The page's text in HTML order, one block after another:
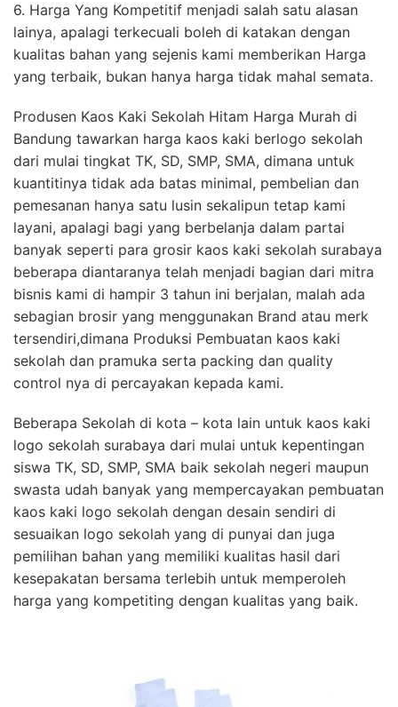
6. Harga Yang Kompetitif menjadi salah satu alasan
lainya, apalagi terkecuali boleh di katakan dengan
kualitas bahan yang sejenis kami memberikan Harga
yang terbaik, bukan hanya harga tidak mahal semata.
Produsen Kaos Kaki Sekolah Hitam Harga Murah di
Bandung tawarkan harga kaos kaki berlogo sekolah
dari mulai tingkat TK, SD, SMP, SMA, dimana untuk
kuantitinya tidak ada batas minimal, pembelian dan
pemesanan hanya satu lusin sekalipun tetap kami
layani, apalagi bagi yang berbelanja dalam partai
banyak seperti para grosir kaos kaki sekolah surabaya
beberapa diantaranya telah menjadi bagian dari mitra
bisnis kami di hampir 3 tahun ini berjalan, malah ada
sebagian brosir yang menggunakan Brand atau merk
tersendiri,dimana Produksi Pembuatan kaos kaki
sekolah dan pramuka serta packing dan quality
control nya di percayakan kepada kami.
Beberapa Sekolah di kota – kota lain untuk kaos kaki
logo sekolah surabaya dari mulai untuk kepentingan
siswa TK, SD, SMP, SMA baik sekolah negeri maupun
swasta udah banyak yang mempercayakan pembuatan
kaos kaki logo sekolah dengan desain sendiri di
sesuaikan logo sekolah yang di punyai dan juga
pemilihan bahan yang memiliki kualitas hasil dari
kesepakatan bersama terlebih untuk memperoleh
harga yang kompetiting dengan kualitas yang baik.